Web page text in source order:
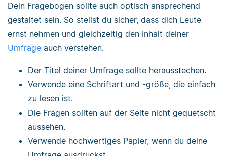
Dein Fragebogen sollte auch optisch ansprechend
gestaltet sein. So stellst du sicher, dass dich Leute
ernst nehmen und gleichzeitig den Inhalt deiner
Umfrage auch verstehen.
Der Titel deiner Umfrage sollte herausstechen.
Verwende eine Schriftart und -größe, die einfach
zu lesen ist.
Die Fragen sollten auf der Seite nicht gequetscht
aussehen.
Verwende hochwertiges Papier, wenn du deine